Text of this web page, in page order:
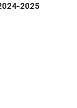
2025